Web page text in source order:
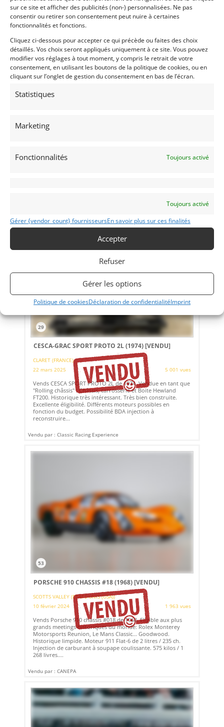
sur ce site et afficher des publicités (non-) personnalisées. Ne pas
consentir ou retirer son consentement peut nuire à certaines
fonctionnalités et fonctions.
Cliquez ci-dessous pour accepter ce qui précède ou faites des choix
détaillés. Vos choix seront appliqués uniquement à ce site. Vous pouvez
modifier vos réglages à tout moment, y compris le retrait de votre
consentement, en utilisant les boutons de la politique de cookies, ou en
cliquant sur l’onglet de gestion du consentement en bas de l’écran.
Statistiques
Marketing
Fonctionnalités Toujours activé
Toujours activé
Gérer {vendor_count} fournisseursEn savoir plus sur ces finalités
Accepter
Refuser
Gérer les options
Politique de cookiesDéclaration de confidentialitéImprint
53
SCHOTEN (BELGIQUE)
Veds Lola T290. Châssis #HU-29. Entièrement restaurée en
2024 dans sa spécification 1972-73. BDG Richardson 0 Km.
29
CESCA-GRAC SPORT PROTO 2L (1974)[VENDU]
CLARET (FRANCE)
22 mars 2025
5 001 vues
Vends CESCA SPORT PROTO 2L de 1974. Vendue en tant que
"Rolling châssis" : Châssis, carrosserie et Boite Hewland
FT200. Historique très intéressant. Très bien construite.
Excellente éligibilité. Différents moteurs possibles en
fonction du budget. Possibilité BDA injection à
reconstruire...
Vendu par : Classic Racing Experience
53
PORSCHE 910 CHASSIS #18 (1968)[VENDU]
SCOTTS VALLEY (ETATS-UNIS (USA))
10 février 2024
1 963 vues
Vends Porsche 910 châssis #018 de 1968. Eligible aux plus
grands meetings historiques du monde: Rolex Monterey
Motorsports Reunion, Le Mans Classic... Goodwood.
Historique limpide. Moteur 911 Flat-6 de 2 litres / 235 ch.
Injection de carburant à soupape coulissante. 575 kilos / 1
268 livres....
Vendu par : CANEPA